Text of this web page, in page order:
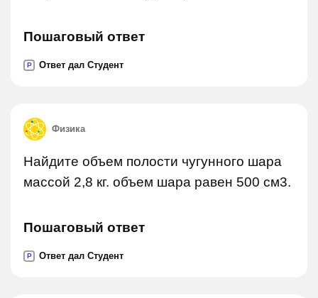
Пошаговый ответ
P Ответ дал Студент
Физика
Найдите объем полости чугунного шара
массой 2,8 кг. объем шара равен 500 см3.
Пошаговый ответ
P Ответ дал Студент